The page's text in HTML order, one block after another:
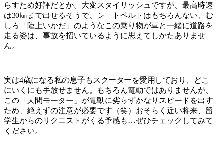
らすため好評だとか。大変スタイリッシュですが、最高時速
は30㎞まで出せるそうで、シートベルトはもちろんない、む
しろ「陸上いかだ」のようなこの乗り物が車と一緒に道路を
走る姿は、事故を招いているように思えてしかたありませ
ん。
実は4歳になる私の息子もスクーターを愛用しており、どこ
にいくにも手放せません。もちろん電動ではありませんが、
この「人間モーター」が電動に劣らずかなりスピードを出す
ため、絶えずの注意が必要です（笑）おそらく近い将来、留
学生からのリクエストがくる予感も…ぜひチェックしてみて
ください。